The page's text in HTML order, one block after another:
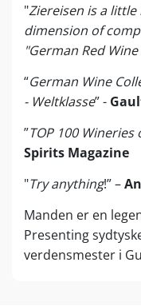
"Ziereisen is a
dimension of
"German Red
“German Wine
- Weltklasse” -
”TOP 100
Spirits Magazine
"Try anything!” –
Manden er en
Presenting
verdensmester i